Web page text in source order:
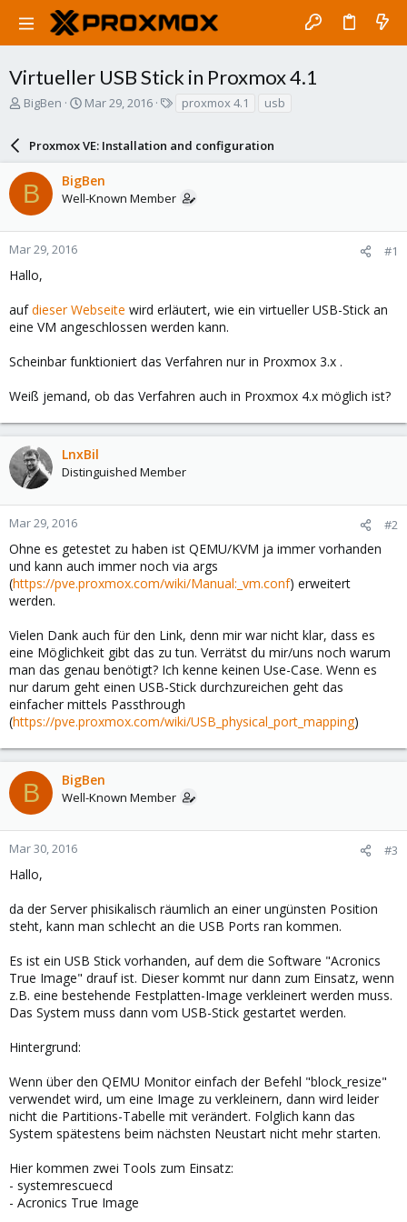
Virtueller USB Stick in Proxmox 4.1
T
a
d
s
t
a
r
e
BigBen
S
r
t
d
a
e
Mar 29, 2016
s
proxmox 4.1 usb
Proxmox VE: Installation and configuration
B BigBen
Well-Known Member
Mar 29, 2016 #1
Hallo,
aufdieser Webseite wird erläutert, wie ein virtueller USB-Stick an
eine VM angeschlossen werden kann.
Scheinbar funktioniert das Verfahren nur in Proxmox 3.x .
Weiß jemand, ob das Verfahren auch in Proxmox 4.x möglich ist?
LnxBil
Distinguished Member
Mar 29, 2016 #2
Ohne es getestet zu haben ist QEMU/KVM ja immer vorhanden
und kann auch immer noch via args
(https://pve.proxmox.com/wiki/Manual:_vm.conf) erweitert
werden.
Vielen Dank auch für den Link, denn mir war nicht klar, dass es
eine Möglichkeit gibt das zu tun. Verrätst du mir/uns noch warum
man das genau benötigt? Ich kenne keinen Use-Case. Wenn es
nur darum geht einen USB-Stick durchzureichen geht das
einfacher mittels Passthrough
(https://pve.proxmox.com/wiki/USB_physical_port_mapping)
B BigBen
Well-Known Member
Mar 30, 2016 #3
Hallo,
da der Server phisikalisch räumlich an einer ungünsten Position
steht, kann man schlecht an die USB Ports ran kommen.
Es ist ein USB Stick vorhanden, auf dem die Software "Acronics
True Image" drauf ist. Dieser kommt nur dann zum Einsatz, wenn
z.B. eine bestehende Festplatten-Image verkleinert werden muss.
Das System muss dann vom USB-Stick gestartet werden.
Hintergrund:
Wenn über den QEMU Monitor einfach der Befehl "block_resize"
verwendet wird, um eine Image zu verkleinern, dann wird leider
nicht die Partitions-Tabelle mit verändert. Folglich kann das
System spätestens beim nächsten Neustart nicht mehr starten.
Hier kommen zwei Tools zum Einsatz:
- systemrescuecd
- Acronics True Image